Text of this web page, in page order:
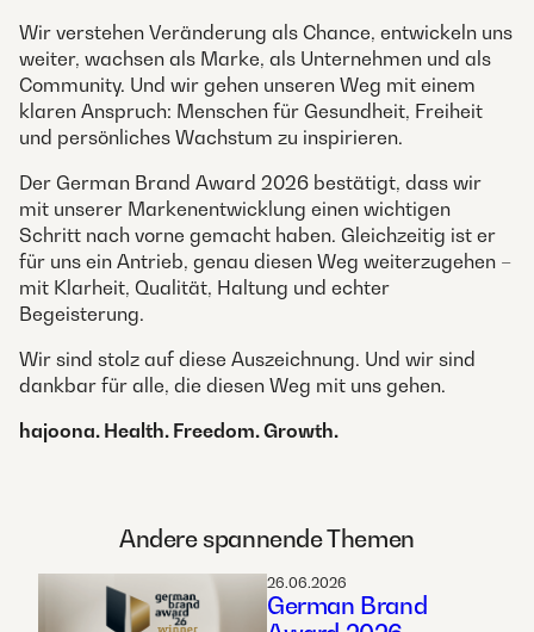
Wir verstehen Veränderung als Chance, entwickeln uns
weiter, wachsen als Marke, als Unternehmen und als
Community. Und wir gehen unseren Weg mit einem
klaren Anspruch: Menschen für Gesundheit, Freiheit
und persönliches Wachstum zu inspirieren.
Der German Brand Award 2026 bestätigt, dass wir
mit unserer Markenentwicklung einen wichtigen
Schritt nach vorne gemacht haben. Gleichzeitig ist er
für uns ein Antrieb, genau diesen Weg weiterzugehen –
mit Klarheit, Qualität, Haltung und echter
Begeisterung.
Wir sind stolz auf diese Auszeichnung. Und wir sind
dankbar für alle, die diesen Weg mit uns gehen.
hajoona. Health. Freedom. Growth.
Andere spannende Themen
26.06.2026
German Brand